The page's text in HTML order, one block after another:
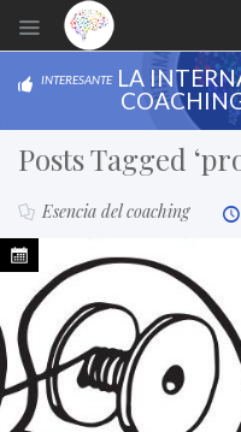
INTERESANTE LA
Posts Tagged
Esencia del coaching